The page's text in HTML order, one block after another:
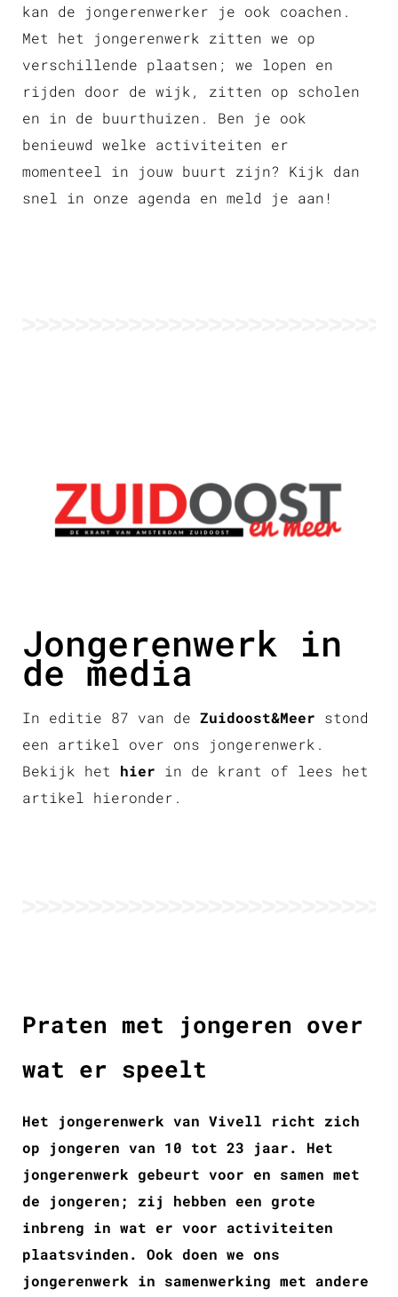
kan de jongerenwerker je ook coachen.
Met het jongerenwerk zitten we op
verschillende plaatsen; we lopen en
rijden door de wijk, zitten op scholen
en in de buurthuizen. Ben je ook
benieuwd welke activiteiten er
momenteel in jouw buurt zijn? Kijk dan
snel in onze agenda en meld je aan!
Jongerenwerk in
de media
In editie 87 van de Zuidoost&Meer stond
een artikel over ons jongerenwerk.
Bekijk het hier in de krant of lees het
artikel hieronder.
Praten met jongeren over
wat er speelt
Het jongerenwerk van Vivell richt zich
op jongeren van 10 tot 23 jaar. Het
jongerenwerk gebeurt voor en samen met
de jongeren; zij hebben een grote
inbreng in wat er voor activiteiten
plaatsvinden. Ook doen we ons
jongerenwerk in samenwerking met andere